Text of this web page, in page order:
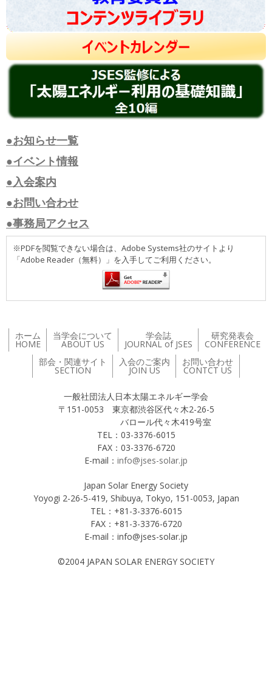
●お知らせ一覧
●イベント情報
●入会案内
●お問い合わせ
●事務局アクセス
※PDFを閲覧できない場合は、Adobe Systems社のサイトより
「Adobe Reader（無料）」を入手してご利用ください。
ホーム
HOME
当学会について
ABOUT US
学会誌
JOURNAL of JSES
研究発表会
CONFERENCE
部会・関連サイト
SECTION
入会のご案内
JOIN US
お問い合わせ
CONTCT US
一般社団法人日本太陽エネルギー学会
〒151-0053 東京都渋谷区代々木2-26-5
バロール代々木419号室
TEL：03-3376-6015
FAX：03-3376-6720
E-mail： info@jses-solar.jp
Japan Solar Energy Society
Yoyogi 2-26-5-419, Shibuya, Tokyo, 151-0053, Japan
TEL：+81-3-3376-6015
FAX：+81-3-3376-6720
E-mail：info@jses-solar.jp
©2004 JAPAN SOLAR ENERGY SOCIETY